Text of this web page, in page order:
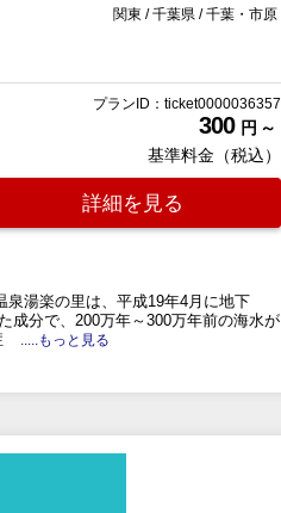
関東 / 千葉県 / 千葉・市原
プランID：ticket0000036357
300 円 ～
基準料金（税込）
詳細を見る
湯楽の里は、平成19年4月に地下
成分で、200万年～300万年前の海水が
.....もっと見る